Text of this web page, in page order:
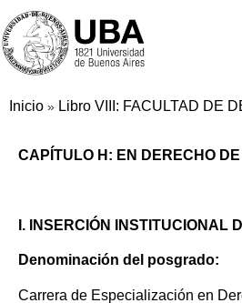
Inicio » Libro VIII: FACULTAD DE
CAPÍTULO H: EN DERECHO
I. INSERCIÓN INSTITUCIONAL
Denominación del posgrado:
Carrera de Especialización en